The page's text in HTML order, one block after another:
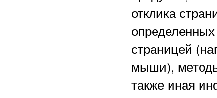
отклика
страницей
мыши),
также иная